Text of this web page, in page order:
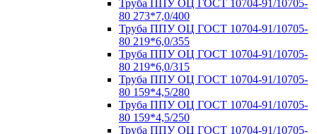
Труба ППУ ОЦ ГОСТ 10704-91/10705-
80 273*7,0/400
Труба ППУ ОЦ ГОСТ 10704-91/10705-
80 219*6,0/355
Труба ППУ ОЦ ГОСТ 10704-91/10705-
80 219*6,0/315
Труба ППУ ОЦ ГОСТ 10704-91/10705-
80 159*4,5/280
Труба ППУ ОЦ ГОСТ 10704-91/10705-
80 159*4,5/250
Труба ППУ ОЦ ГОСТ 10704-91/10705-